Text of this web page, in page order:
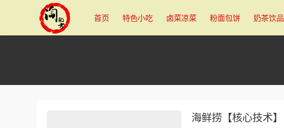
首页 特色小吃 卤菜凉菜 粉面包饼 奶茶饮品
海鲜捞【核心技术】